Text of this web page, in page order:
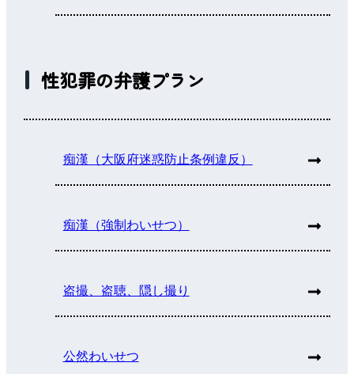
性犯罪の弁護プラン
痴漢（大阪府迷惑防止条例違反）
痴漢（強制わいせつ）
盗撮、盗聴、隠し撮り
公然わいせつ